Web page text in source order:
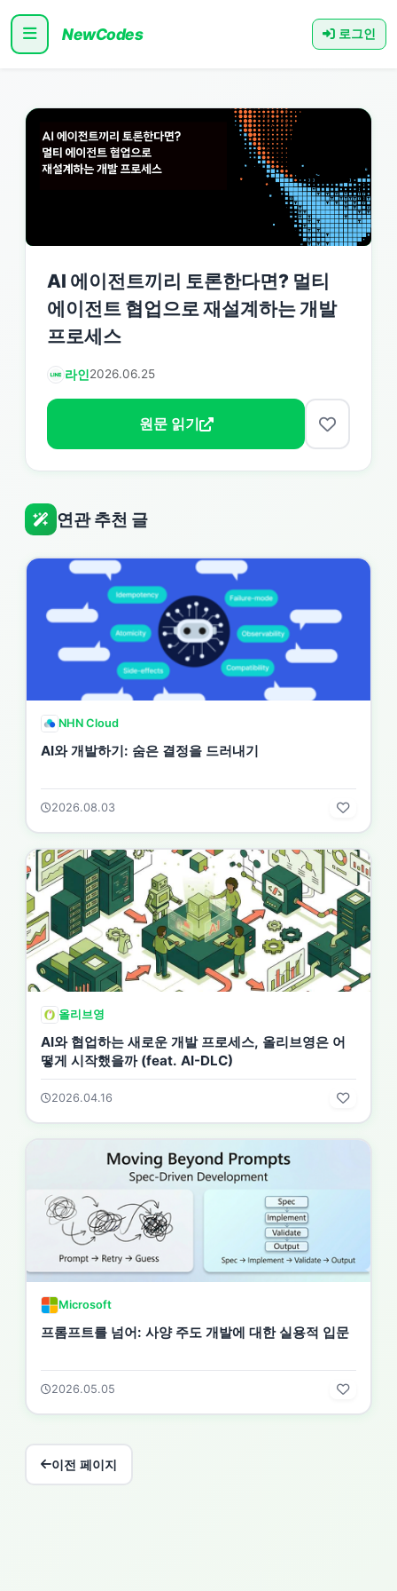
NewCodes 로그인
AI 에이전트끼리 토론한다면? 멀티
에이전트 협업으로 재설계하는 개발
프로세스
라인2026.06.25
원문 읽기
연관 추천 글
NHN Cloud
AI와 개발하기: 숨은 결정을 드러내기
2026.08.03
올리브영
AI와 협업하는 새로운 개발 프로세스, 올리브영은 어
떻게 시작했을까 (feat. AI-DLC)
2026.04.16
Microsoft
프롬프트를 넘어: 사양 주도 개발에 대한 실용적 입문
2026.05.05
이전 페이지